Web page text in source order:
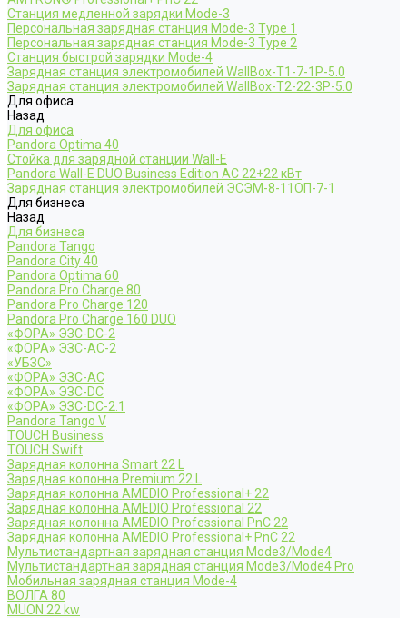
Станция медленной зарядки Mode-3
Персональная зарядная станция Mode-3 Type 1
Персональная зарядная станция Mode-3 Type 2
Станция быстрой зарядки Mode-4
Зарядная станция электромобилей WallBox-Т1-7-1Р-5.0
Зарядная станция электромобилей WallBox-Т2-22-3Р-5.0
Для офиса
Назад
Для офиса
Pandora Optima 40
Стойка для зарядной станции Wall-E
Pandora Wall-E DUO Business Edition AC 22+22 кВт
Зарядная станция электромобилей ЭСЭМ-8-11ОП-7-1
Для бизнеса
Назад
Для бизнеса
Pandora Tango
Pandora City 40
Pandora Optima 60
Pandora Pro Charge 80
Pandora Pro Charge 120
Pandora Pro Charge 160 DUO
«ФОРА» ЭЗС-DC-2
«ФОРА» ЭЗС-AC-2
«УБЗС»
«ФОРА» ЭЗС-AC
«ФОРА» ЭЗС-DC
«ФОРА» ЭЗС-DC-2.1
Pandora Tango V
TOUCH Business
TOUCH Swift
Зарядная колонна Smart 22 L
Зарядная колонна Premium 22 L
Зарядная колонна AMEDIO Professional+ 22
Зарядная колонна AMEDIO Professional 22
Зарядная колонна AMEDIO Professional PnC 22
Зарядная колонна AMEDIO Professional+ PnC 22
Мультистандартная зарядная станция Mode3/Mode4
Мультистандартная зарядная станция Mode3/Mode4 Pro
Мобильная зарядная станция Mode-4
ВОЛГА 80
MUON 22 kw